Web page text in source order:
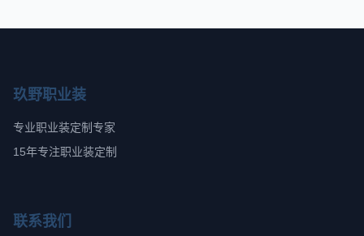
玖野职业装
专业职业装定制专家
15年专注职业装定制
联系我们